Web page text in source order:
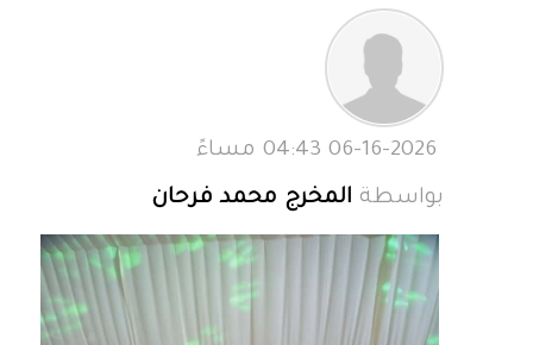
بواسطة المخرج محمد فرحان